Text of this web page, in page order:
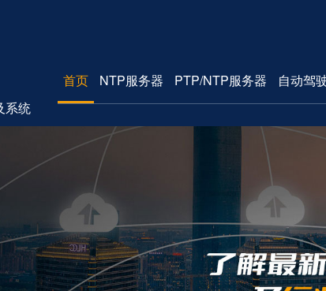
系统
首页 NTP服务器 PTP/NTP服务器 自动驾